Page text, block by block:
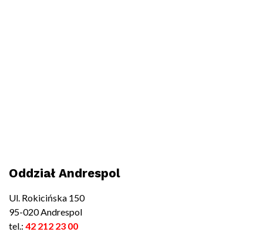
Oddział Andrespol
Ul. Rokicińska 150
95-020 Andrespol
tel.: 42 212 23 00